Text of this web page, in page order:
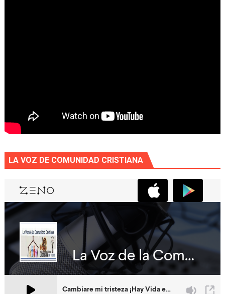
LA VOZ DE COMUNIDAD CRISTIANA